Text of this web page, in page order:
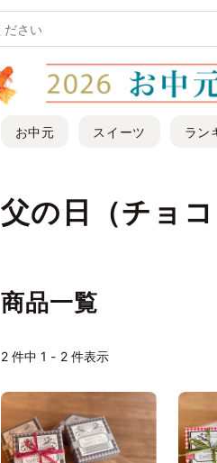
お中元 スイーツ ラン
父の日（チョ
商品一覧
2 件中 1 - 2 件表示